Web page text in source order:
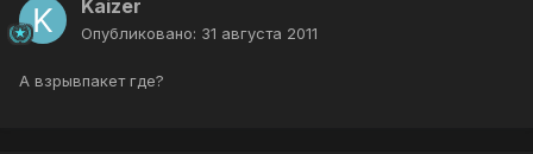
Kaizer
Опубликовано: 31 августа 2011
А взрывпакет где?